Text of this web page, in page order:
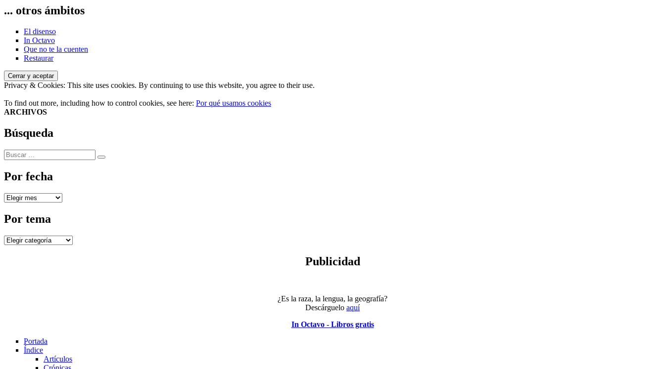
... otros ámbitos
El disenso
In Octavo
Que no te la cuenten
Restaurar
Privacy & Cookies: This site uses cookies. By continuing to use this website, you agree to their use.
To find out more, including how to control cookies, see here: Por qué usamos cookies
ARCHIVOS
Búsqueda
Buscar
por:
Buscar
Por fecha
Por
Por tema
Por
Publicidad
¿Es la raza, la lengua, la geografía?
Descárguelo aquí
In Octavo - Libros gratis
Portada
Índice
Artículos